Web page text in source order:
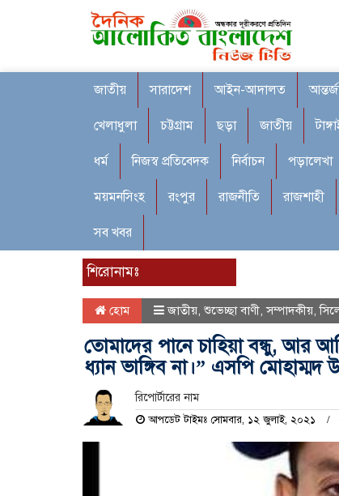
জাতীয় সারাদেশ আইন-আদালত
খেলাধুলা চট্টগ্রাম ছড়া জাতীয়
ধর্ম নিজস্ব প্রতিবেদক নির্বাচন পড়ালেখা
ময়মনসিংহ রংপুর রাজনীতি রাজশাহী
সব খবর
শিরোনামঃ
হোম জাতীয়, শুভেচ্ছা বাণী,সম্পাদকীয়,
তোমাদের পানে চাহিয়া বন্ধু, আর
ধ্যান ভাঙ্গিব না।” এসপি মোহাম্মদ
রিপোর্টারের নাম
আপডেট টাইমঃ সোমবার, ১২ জুলাই, ২০২১